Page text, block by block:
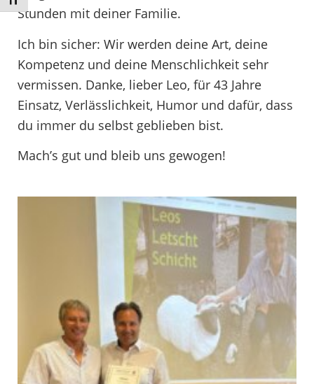
Stunden mit deiner Familie.
Ich bin sicher: Wir werden deine Art, deine
Kompetenz und deine Menschlichkeit sehr
vermissen. Danke, lieber Leo, für 43 Jahre
Einsatz, Verlässlichkeit, Humor und dafür, dass
du immer du selbst geblieben bist.
Mach’s gut und bleib uns gewogen!